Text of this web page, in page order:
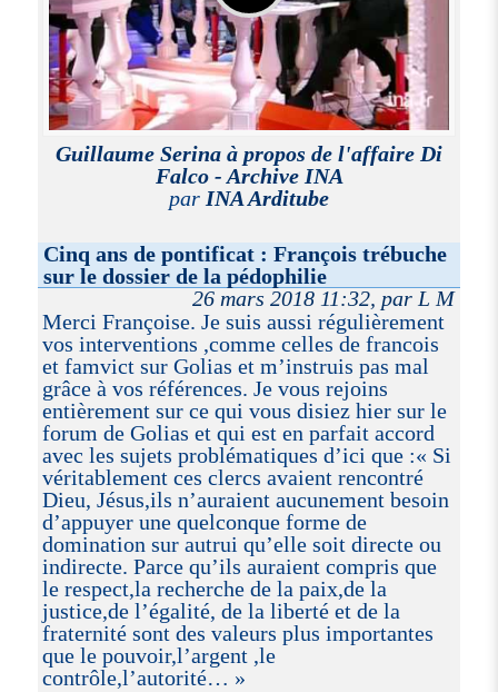
Guillaume Serina à propos de l'affaire Di
Falco - Archive INA
par INA Arditube
Cinq ans de pontificat : François trébuche
sur le dossier de la pédophilie
26 mars 2018 11:32, par L M
Merci Françoise. Je suis aussi régulièrement
vos interventions ,comme celles de francois
et famvict sur Golias et m’instruis pas mal
grâce à vos références. Je vous rejoins
entièrement sur ce qui vous disiez hier sur le
forum de Golias et qui est en parfait accord
avec les sujets problématiques d’ici que :« Si
véritablement ces clercs avaient rencontré
Dieu, Jésus,ils n’auraient aucunement besoin
d’appuyer une quelconque forme de
domination sur autrui qu’elle soit directe ou
indirecte. Parce qu’ils auraient compris que
le respect,la recherche de la paix,de la
justice,de l’égalité, de la liberté et de la
fraternité sont des valeurs plus importantes
que le pouvoir,l’argent ,le
contrôle,l’autorité… »